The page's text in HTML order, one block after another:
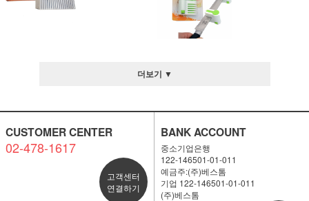
더보기 ▼
CUSTOMER CENTER
02-478-1617
고객센터
연결하기
BANK ACCOUNT
중소기업은행
122-146501-01-011
예금주:(주)베스톰
기업 122-146501-01-011
(주)베스톰